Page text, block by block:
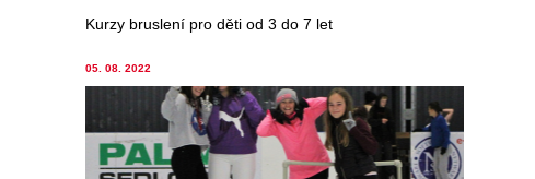
Kurzy bruslení pro děti od 3 do 7 let
05. 08. 2022